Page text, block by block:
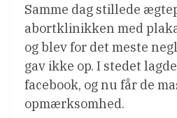
Samme dag stillede
abortklinikken med
og blev for det meste
gav ikke op. I stedet
facebook, og nu får de
opmærksomhed.